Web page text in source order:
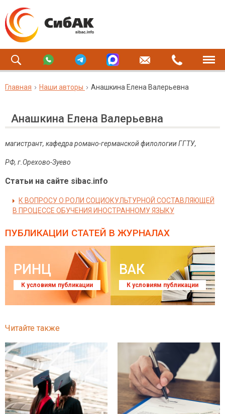
Главная Наши авторы Анашкина Елена Валерьевна
Анашкина Елена Валерьевна
магистрант, кафедра романо-германской филологии ГГТУ,
РФ, г.Орехово-Зуево
Статьи на сайте sibac.info
К ВОПРОСУ О РОЛИ СОЦИОКУЛЬТУРНОЙ СОСТАВЛЯЮЩЕЙ
В ПРОЦЕССЕ ОБУЧЕНИЯ ИНОСТРАННОМУ ЯЗЫКУ
ПУБЛИКАЦИИ СТАТЕЙ В ЖУРНАЛАХ
РИНЦ
К условиям публикации
ВАК
К условиям публикации
Читайте также